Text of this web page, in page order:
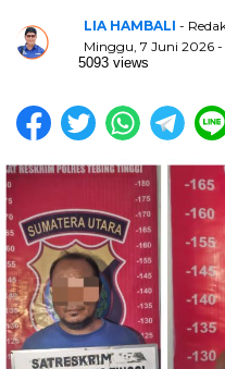
LIA HAMBALI -
Minggu, 7 Juni 2026 -
5093 views